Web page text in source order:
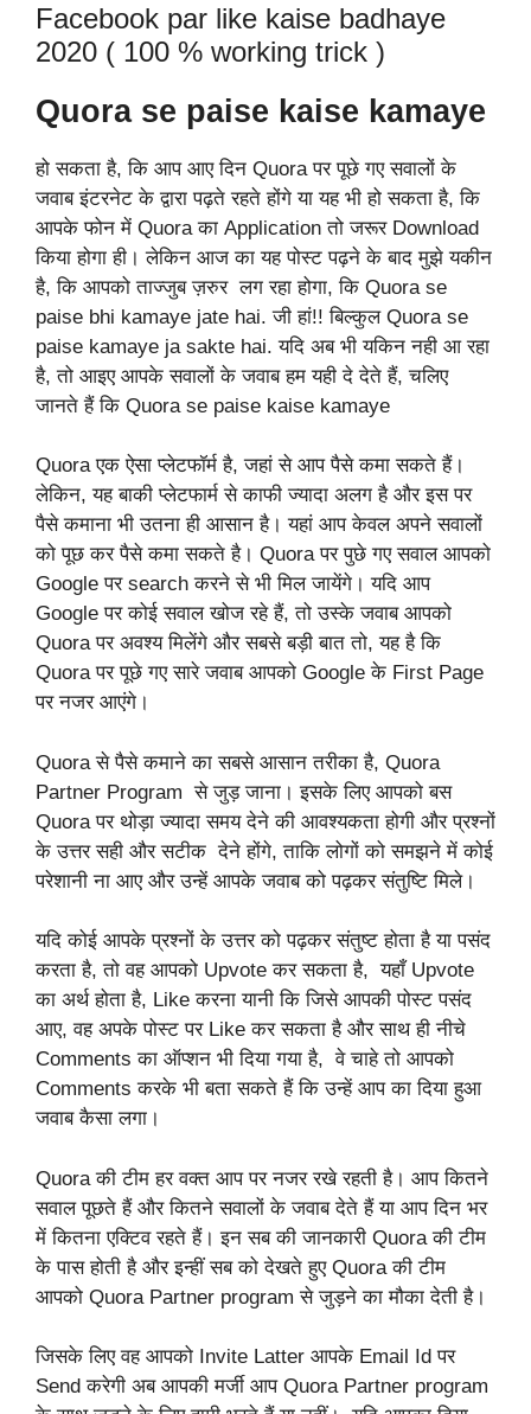
Facebook par like kaise badhaye
2020 ( 100 % working trick )
Quora se paise kaise kamaye
हो सकता है, कि आप आए दिन Quora पर पूछे गए सवालों के
जवाब इंटरनेट के द्वारा पढ़ते रहते होंगे या यह भी हो सकता है, कि
आपके फोन में Quora का Application तो जरूर Download
किया होगा ही। लेकिन आज का यह पोस्ट पढ़ने के बाद मुझे यकीन
है, कि आपको ताज्जुब ज़रुर लग रहा होगा, कि Quora se
paise bhi kamaye jate hai. जी हां!! बिल्कुल Quora se
paise kamaye ja sakte hai. यदि अब भी यकिन नही आ रहा
है, तो आइए आपके सवालों के जवाब हम यही दे देते हैं, चलिए
जानते हैं कि Quora se paise kaise kamaye
Quora एक ऐसा प्लेटफॉर्म है, जहां से आप पैसे कमा सकते हैं।
लेकिन, यह बाकी प्लेटफार्म से काफी ज्यादा अलग है और इस पर
पैसे कमाना भी उतना ही आसान है। यहां आप केवल अपने सवालों
को पूछ कर पैसे कमा सकते है। Quora पर पुछे गए सवाल आपको
Google पर search करने से भी मिल जायेंगे। यदि आप
Google पर कोई सवाल खोज रहे हैं, तो उस्के जवाब आपको
Quora पर अवश्य मिलेंगे और सबसे बड़ी बात तो, यह है कि
Quora पर पूछे गए सारे जवाब आपको Google के First Page
पर नजर आएंगे।
Quora से पैसे कमाने का सबसे आसान तरीका है, Quora
Partner Program से जुड़ जाना। इसके लिए आपको बस
Quora पर थोड़ा ज्यादा समय देने की आवश्यकता होगी और प्रश्नों
के उत्तर सही और सटीक देने होंगे, ताकि लोगों को समझने में कोई
परेशानी ना आए और उन्हें आपके जवाब को पढ़कर संतुष्टि मिले।
यदि कोई आपके प्रश्नों के उत्तर को पढ़कर संतुष्ट होता है या पसंद
करता है, तो वह आपको Upvote कर सकता है, यहाँ Upvote
का अर्थ होता है, Like करना यानी कि जिसे आपकी पोस्ट पसंद
आए, वह अपके पोस्ट पर Like कर सकता है और साथ ही नीचे
Comments का ऑप्शन भी दिया गया है, वे चाहे तो आपको
Comments करके भी बता सकते हैं कि उन्हें आप का दिया हुआ
जवाब कैसा लगा।
Quora की टीम हर वक्त आप पर नजर रखे रहती है। आप कितने
सवाल पूछते हैं और कितने सवालों के जवाब देते हैं या आप दिन भर
में कितना एक्टिव रहते हैं। इन सब की जानकारी Quora की टीम
के पास होती है और इन्हीं सब को देखते हुए Quora की टीम
आपको Quora Partner program से जुड़ने का मौका देती है।
जिसके लिए वह आपको Invite Latter आपके Email Id पर
Send करेगी अब आपकी मर्जी आप Quora Partner program